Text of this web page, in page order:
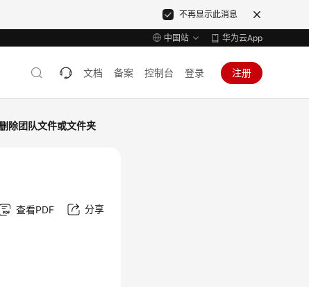
不再显示此消息
中国站 华为云App
文档 备案 控制台 登录 注册
除团队文件或文件夹
查看PDF 分享